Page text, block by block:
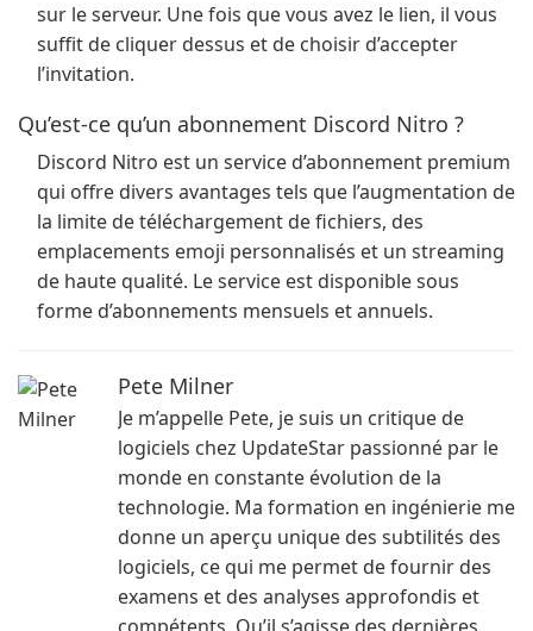
sur le serveur. Une fois que vous avez le lien, il vous
suffit de cliquer dessus et de choisir d’accepter
l’invitation.
Qu’est-ce qu’un abonnement Discord Nitro ?
Discord Nitro est un service d’abonnement premium
qui offre divers avantages tels que l’augmentation de
la limite de téléchargement de fichiers, des
emplacements emoji personnalisés et un streaming
de haute qualité. Le service est disponible sous
forme d’abonnements mensuels et annuels.
Pete Milner
Je m’appelle Pete, je suis un critique de
logiciels chez UpdateStar passionné par le
monde en constante évolution de la
technologie. Ma formation en ingénierie me
donne un aperçu unique des subtilités des
logiciels, ce qui me permet de fournir des
examens et des analyses approfondis et